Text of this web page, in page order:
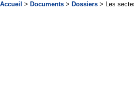
Accueil > Documents > Dossiers > Les